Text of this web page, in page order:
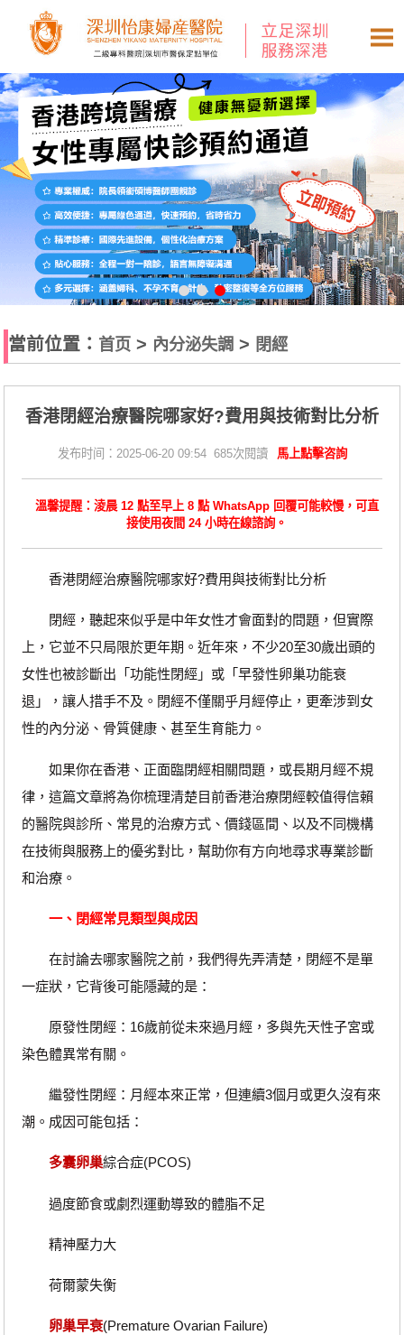
當前位置： 首页 > 內分泌失調 > 閉經
香港閉經治療醫院哪家好?費用與技術對比分析
发布时间：2025-06-20 09:54 685次閱讀 馬上點擊咨詢
溫馨提醒：淩晨 12 點至早上 8 點 WhatsApp 回覆可能較慢，可直
接使用夜間 24 小時在線諮詢。
香港閉經治療醫院哪家好?費用與技術對比分析
閉經，聽起來似乎是中年女性才會面對的問題，但實際
上，它並不只局限於更年期。近年來，不少20至30歲出頭的
女性也被診斷出「功能性閉經」或「早發性卵巢功能衰
退」，讓人措手不及。閉經不僅關乎月經停止，更牽涉到女
性的內分泌、骨質健康、甚至生育能力。
如果你在香港、正面臨閉經相關問題，或長期月經不規
律，這篇文章將為你梳理清楚目前香港治療閉經較值得信賴
的醫院與診所、常見的治療方式、價錢區間、以及不同機構
在技術與服務上的優劣對比，幫助你有方向地尋求專業診斷
和治療。
一、閉經常見類型與成因
在討論去哪家醫院之前，我們得先弄清楚，閉經不是單
一症狀，它背後可能隱藏的是：
原發性閉經：16歲前從未來過月經，多與先天性子宮或
染色體異常有關。
繼發性閉經：月經本來正常，但連續3個月或更久沒有來
潮。成因可能包括：
多囊卵巢綜合症(PCOS)
過度節食或劇烈運動導致的體脂不足
精神壓力大
荷爾蒙失衡
卵巢早衰(Premature Ovarian Failure)